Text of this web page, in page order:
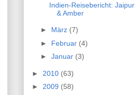
Indien-Reisebericht: Jaipur
& Amber
► März (7)
► Februar (4)
► Januar (3)
► 2010 (63)
► 2009 (58)